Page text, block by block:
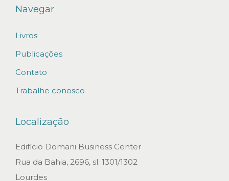
Navegar
Livros
Publicações
Contato
Trabalhe conosco
Localização
Edifício Domani Business Center
Rua da Bahia, 2696, sl. 1301/1302
Lourdes